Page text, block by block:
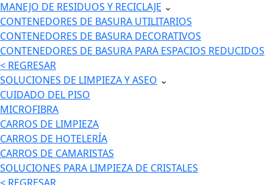
MANEJO DE RESIDUOS Y RECICLAJE ⌄
CONTENEDORES DE BASURA UTILITARIOS
CONTENEDORES DE BASURA DECORATIVOS
CONTENEDORES DE BASURA PARA ESPACIOS REDUCIDOS
< REGRESAR
SOLUCIONES DE LIMPIEZA Y ASEO ⌄
CUIDADO DEL PISO
MICROFIBRA
CARROS DE LIMPIEZA
CARROS DE HOTELERÍA
CARROS DE CAMARISTAS
SOLUCIONES PARA LIMPIEZA DE CRISTALES